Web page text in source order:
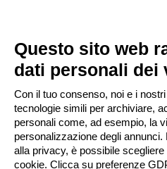
mer
Nuovo argomento
245 argomenti 1 2
PERMESSI FORUM
Non puoiaprire nuovi argomenti
Non puoi
rispondere negli argomenti
Non puoimodificare i tuoi messaggi
Non puoi cancellare i tuoi messaggi
Questo sito web
dati personali dei
Con il tuo consenso, noi e i
tecnologie simili per archiviare,
personali come, ad esempio, la
personalizzazione degli
alla privacy, è possibile
cookie. Clicca su preferenze